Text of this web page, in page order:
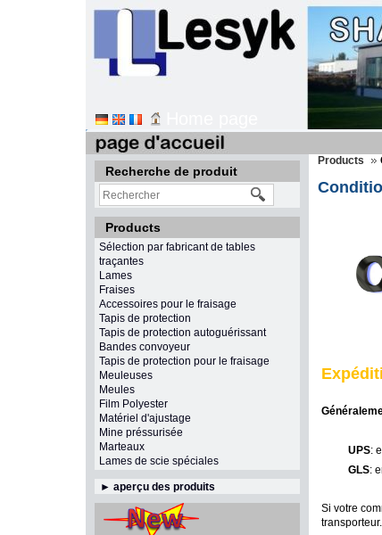
Recherche de produit
Products
Sélection par fabricant de tables
traçantes
Lames
Fraises
Accessoires pour le fraisage
Tapis de protection
Tapis de protection autoguérissant
Bandes convoyeur
Tapis de protection pour le fraisage
Meuleuses
Meules
Film Polyester
Matériel d'ajustage
Mine préssurisée
Marteaux
Lames de scie spéciales
► aperçu des produits
Products
UPS:
GLS:
Si votre
transporteur.